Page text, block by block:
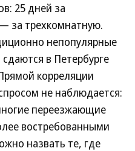
25 дней за
за трехкомнатную.
непопулярные
в Петербурге
корреляции
не наблюдается:
переезжающие
востребованными
назвать те, где